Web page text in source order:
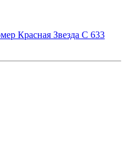
Красная Звезда С 633